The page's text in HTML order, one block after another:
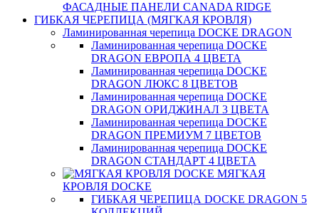
ФАСАДНЫЕ ПАНЕЛИ CANADA RIDGE
ГИБКАЯ ЧЕРЕПИЦА (МЯГКАЯ КРОВЛЯ)
Ламинированная черепица DOCKE DRAGON
Ламинированная черепица DOCKE
DRAGON ЕВРОПА 4 ЦВЕТА
Ламинированная черепица DOCKE
DRAGON ЛЮКС 8 ЦВЕТОВ
Ламинированная черепица DOCKE
DRAGON ОРИДЖИНАЛ 3 ЦВЕТА
Ламинированная черепица DOCKE
DRAGON ПРЕМИУМ 7 ЦВЕТОВ
Ламинированная черепица DOCKE
DRAGON СТАНДАРТ 4 ЦВЕТA
МЯГКАЯ
КРОВЛЯ DOCKE
ГИБКАЯ ЧЕРЕПИЦА DOCKE DRAGON 5